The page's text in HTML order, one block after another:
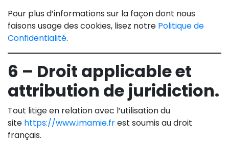
Pour plus d’informations sur la façon dont nous
faisons usage des cookies, lisez notre Politique de
Confidentialité.
6 – Droit applicable et
attribution de juridiction.
Tout litige en relation avec l’utilisation du
site https://www.imamie.frest soumis au droit
français.